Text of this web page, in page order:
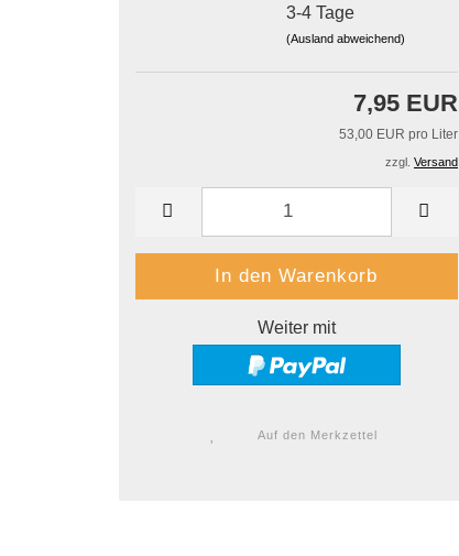
3-4 Tage
(Ausland abweichend)
7,95 EUR
53,00 EUR pro Liter
zzgl. Versand
Weiter mit
Auf den Merkzettel